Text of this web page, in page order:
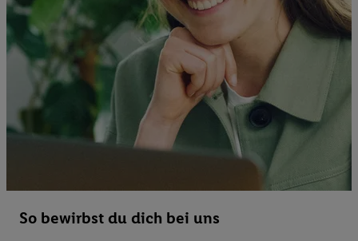
So bewirbst du dich bei uns